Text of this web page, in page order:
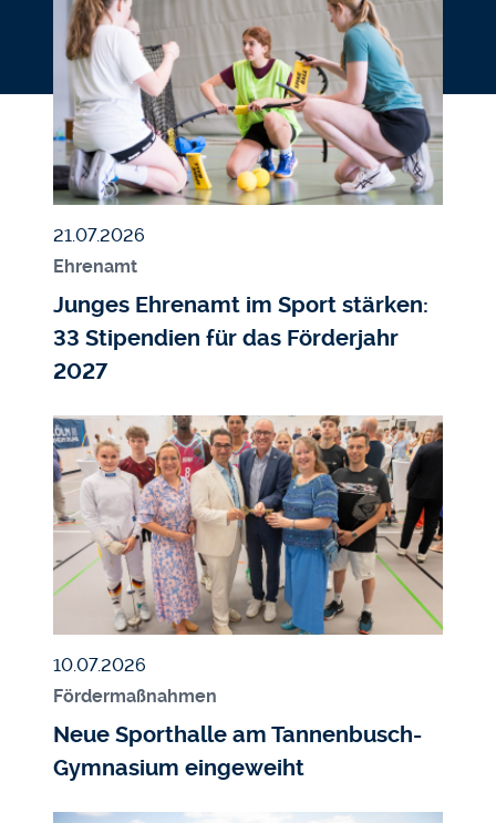
Veröffentlicht am
21.07.2026
Ehrenamt
Junges Ehrenamt im Sport stärken:
33 Stipendien für das Förderjahr
2027
Bildmedium
Bild
Veröffentlicht am
10.07.2026
Fördermaßnahmen
Neue Sporthalle am Tannenbusch-
Gymnasium eingeweiht